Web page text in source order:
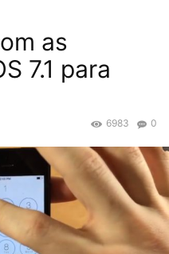
as
7.1 para
0
6983